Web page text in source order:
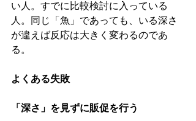
い人。すでに比較検討に入っている
人。同じ「魚」であっても、いる深さ
が違えば反応は大きく変わるのであ
る。
よくある失敗
「深さ」を見ずに販促を行う